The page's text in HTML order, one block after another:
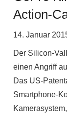
Action-
14. Januar
Der Silicon-
einen Angriff
Das US-
Smartphone-